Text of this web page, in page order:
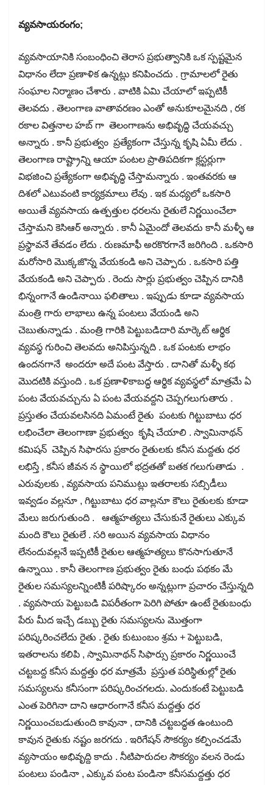
వ్యవసాయరంగం;
వ్యవసాయానికి సంబంధించి తెరాస ప్రభుత్వానికి ఒక స్పష్టమైన
విధానం లేదా ప్రణాళిక ఉన్నట్లు కనిపించదు . గ్రామాలలో రైతు
సంఘాల నిర్మాణం చేశారు . వాటికి ఏమి చేయాలో ఇప్పటికీ
తెలవదు . తెలంగాణ వాతావరణం ఎంతో అనుకూలమైనది , రక
రకాల విత్తనాల హబ్ గా తెలంగాణను అభివృద్ధి చేయవచ్చు
అన్నారు . కానీ ప్రభుత్వం ప్రత్యేకంగా చేస్తున్న కృషి ఏమీ లేదు .
తెలంగాణ రాష్ట్రాన్ని ఆయా పంటల ప్రాతిపదికగా క్లస్టర్లుగా
విభజించి ప్రత్యేకంగా అభివృద్ధి చేస్తామన్నారు . ఇంతవరకు ఆ
దిశలో ఎటువంటి కార్యక్రమాలు లేవు . ఇక మధ్యలో ఒకసారి
అయితే వ్యవసాయ ఉత్పత్తుల ధరలను రైతులే నిర్ణయించేలా
చేస్తామని కెసిఆర్ అన్నారు . కానీ ఏమైందో తెలవదు కానీ మళ్ళీ ఆ
ప్రస్థావనే తేవడం లేదు . రుణమాఫీ అరకొరగానే జరిగింది . ఒకసారి
మరోసారి మొక్కజొన్న వేయకండి అని చెప్పారు . ఒకసారి పత్తి
వేయకండి అని చెప్పారు . రెందు సార్లు ప్రభుత్వం చెప్పిన దానికి
భిన్నంగానే ఉండినాయి ఫలితాలు . ఇప్పుడు కూడా వ్యవసాయ
మంత్రి గారు లాభాలు ఉన్న పంటలు వేయండి అని
చెబుతున్నాడు . మంత్రి గారికి పెట్టుబడిదారి మార్కెట్ ఆర్థిక
వ్యవస్థ గురించి తెలవదు అనిపిస్తున్నది . ఒక పంటకు లాభం
ఉందనగానే అందరూ అదే పంట వేస్తారు . దానితో మళ్ళీ కథ
మొదటికి వస్తుంది . ఒక ప్రణాళికాబద్ధ ఆర్థిక వ్యవస్థలో మాత్రమే ఏ
పంట వేయవచ్చును ఏ పంట వేయవద్దని చెప్పగలుగుతారు .
ప్రస్తుతం చేయవలసినది ఏమంటే రైతు పంటకు గిట్టుబాటు ధర
లభించేలా తెలంగాణా ప్రభుత్వం కృషి చేయాలి . స్వామినాథన్
కమిషన్ చెప్పిన సిఫారసు ప్రకారం రైతులకు కనీస మద్దతు ధర
లభిస్తే , కనీస జీవన న స్థాయిలో భద్రతతో బతక గలుగుతాడు .
ఎరువులకు , వ్యవసాయ పనిముట్లు ఇతరాలకు సబ్సిడీలు
ఇవ్వడం వల్లనూ , గిట్టుబాటు ధర వాల్లనూ కౌలు రైతులకు కూడా
మేలు జరుగుతుంది . ఆత్మహత్యలు చేసుకునే రైతులు ఎక్కువ
మంది కౌలు రైతులే . సరి అయిన వ్యవసాయ విధానం
లేనందువల్లనే ఇప్పటికీ రైతుల ఆత్మహత్యలు కొనసాగుతూనే
ఉన్నాయి . కానీ తెలంగాణ ప్రభుత్వం రైతు బంధు పథకం మే
రైతుల సమస్యలన్నింటికీ పరిష్కారం అన్నట్లుగా ప్రచారం చేస్తున్నది
. వ్యవసాయ పెట్టుబడి విపరీతంగా పెరిగి పోతూ ఉంటే రైతుబంధు
పేరు మీద ఇచ్చే డబ్బు రైతు సమస్యలను మొత్తంగా
పరిష్కరించలేదు రైతు . రైతు కుటుంబం శ్రమ + పెట్టుబడి,
ఇతరాలను కలిపి , స్వామినాథన్ సిఫార్సు ప్రకారం నిర్ణయించే
చట్టబద్ద కనీస మద్దత్తు ధర మాత్రమే ప్రస్తుత పరిస్థితుల్లో రైతు
సమస్యలను కనీసంగా పరిష్కరించగలదు. ఎందుకంటే పెట్టుబడి
ఎంత పెరిగినా దాని ఆధారంగానే కనీస మద్దత్తు ధర
నిర్ణయించబడుతుంది కావునా , దానికి చట్టబద్ధత ఉంటుంది
కావున రైతుకు నష్టం జరగదు . ఇరిగేషన్ సౌకర్యం కల్పించడమే
వ్యసాయం అభివృద్ది కాదు . నీటిపారుదల సౌకర్యం వలన రెండు
పంటలు పండినా , ఎక్కువ పంట పండినా కనీసమద్దత్తు ధర